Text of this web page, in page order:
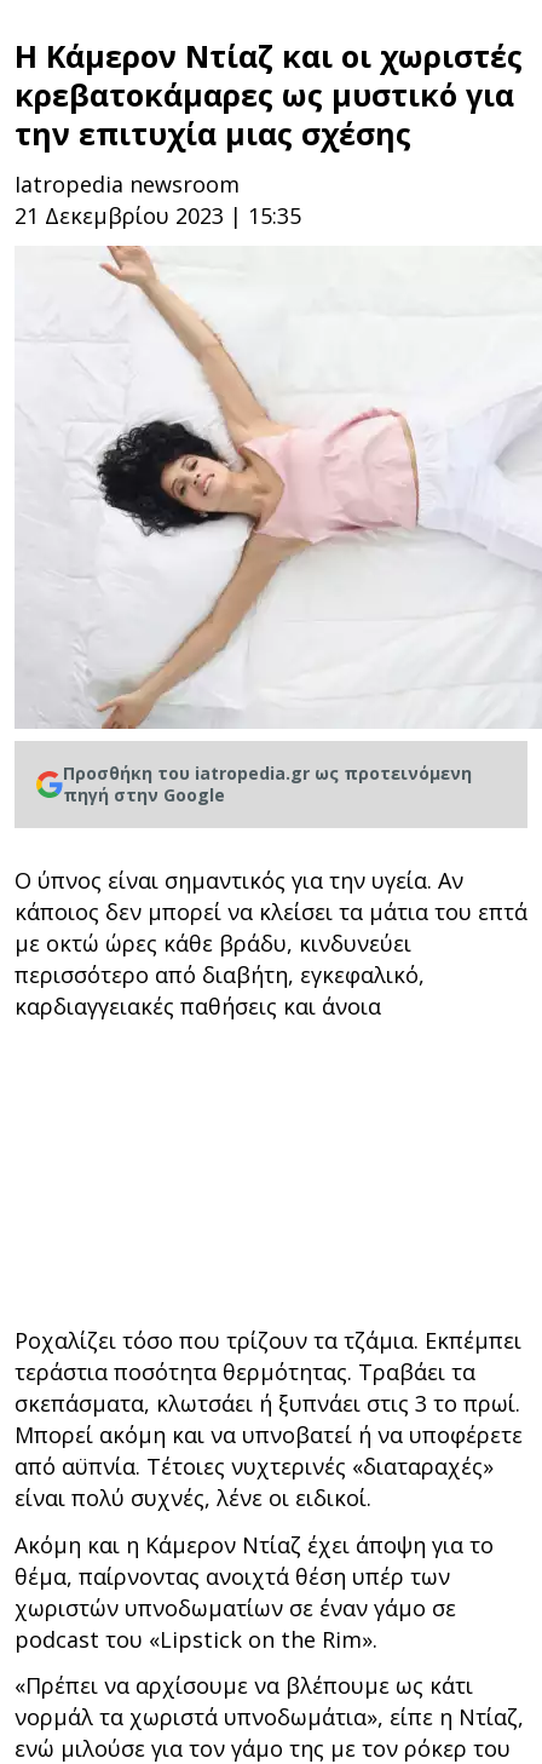
Η Κάμερον Ντίαζ και οι χωριστές
κρεβατοκάμαρες ως μυστικό για
την επιτυχία μιας σχέσης
Iatropedia newsroom
21 Δεκεμβρίου 2023 | 15:35
Προσθήκη του iatropedia.gr ως προτεινόμενη
πηγή στην Google
Ο ύπνος είναι σημαντικός για την υγεία. Αν
κάποιος δεν μπορεί να κλείσει τα μάτια του επτά
με οκτώ ώρες κάθε βράδυ, κινδυνεύει
περισσότερο από διαβήτη, εγκεφαλικό,
καρδιαγγειακές παθήσεις και άνοια
Ροχαλίζει τόσο που τρίζουν τα τζάμια. Εκπέμπει
τεράστια ποσότητα θερμότητας. Τραβάει τα
σκεπάσματα, κλωτσάει ή ξυπνάει στις 3 το πρωί.
Μπορεί ακόμη και να υπνοβατεί ή να υποφέρετε
από αϋπνία. Τέτοιες νυχτερινές «διαταραχές»
είναι πολύ συχνές, λένε οι ειδικοί.
Ακόμη και η Κάμερον Ντίαζ έχει άποψη για το
θέμα, παίρνοντας ανοιχτά θέση υπέρ των
χωριστών υπνοδωματίων σε έναν γάμο σε
podcast του «Lipstick on the Rim».
«Πρέπει να αρχίσουμε να βλέπουμε ως κάτι
νορμάλ τα χωριστά υπνοδωμάτια», είπε η Ντίαζ,
ενώ μιλούσε για τον γάμο της με τον ρόκερ του